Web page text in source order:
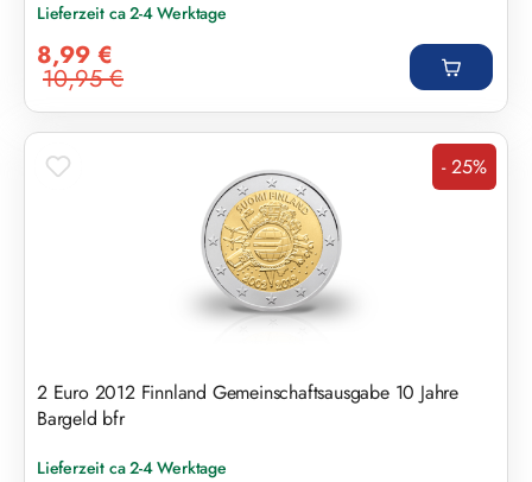
Lieferzeit ca 2-4 Werktage
8,99 €
Regulärer Preis:
10,95 €
Rabatt
- 25%
2 Euro 2012 Finnland Gemeinschaftsausgabe 10 Jahre
Bargeld bfr
Lieferzeit ca 2-4 Werktage